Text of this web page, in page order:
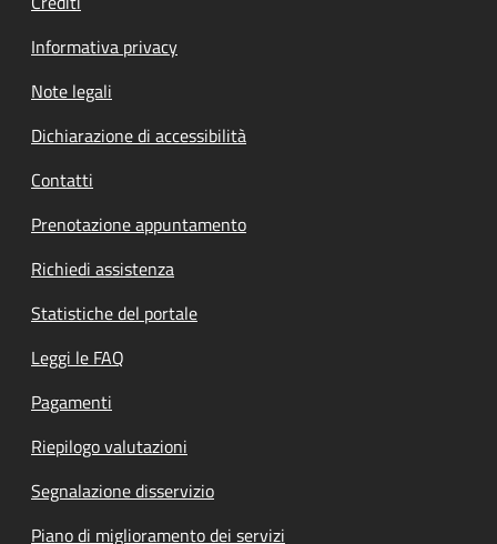
Informativa privacy
Note legali
Dichiarazione di accessibilità
Contatti
Prenotazione appuntamento
Richiedi assistenza
Statistiche del portale
Leggi le FAQ
Pagamenti
Riepilogo valutazioni
Segnalazione disservizio
Piano di miglioramento dei servizi